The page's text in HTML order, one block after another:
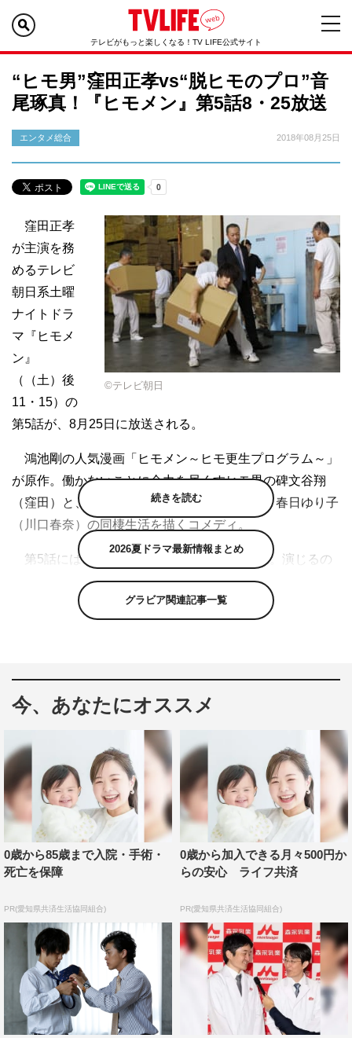
テレビがもっと楽しくなる！TV LIFE公式サイト
“ヒモ男”窪田正孝vs“脱ヒモのプロ”音
尾琢真！『ヒモメン』第5話8・25放送
エンタメ総合 2018年08月25日
©テレビ朝日
窪田正孝
が主演を務
めるテレビ
朝日系土曜
ナイトドラ
マ『ヒモメ
ン』
（（土）後
11・15）の
第5話が、8月25日に放送される。
鴻池剛の人気漫画「ヒモメン～ヒモ更生プログラム～」
が原作。働かないことに全力を尽くすヒモ男の碑文谷翔
（窪田）と、彼を更生させたい恋人の看護師・春日ゆり子
（川口春奈）の同棲生活を描くコメディ。
第5話には、TEAM NACSの音尾琢真が出演。演じるの
は、ヒモ再生請負人の豊川稔。社会復帰させたヒモの数が
999人という脱ヒモのプロで、“ヒモ更生プログラム”を実
場する。
翔とゆり子がレストランで食事をしていると、見ず知ら
ずの男、豊川が借金の取り立てにやって来る。何とゆり子
が翔を養うために借金を重ね、その額が1000万円にまで
膨らんでしまったという。借金のかたにゆり子を連れ去ろ
うとする豊川に対し、翔は大慌てで「僕は彼女なしでは生
きていけない！」と主張。すると、代わりに翔が倉庫での
重労働に駆り出されてしまう…。
実はこれには、ある裏があった。豊川の正体はゆり子の
先輩看護師・田辺聡子（佐藤仁美）の恋人で、もともとは
翔と同じヒモだったが、自身が立ち直ったプロセスを生か
して“ヒモ更生プログラム”を編みだした起業家。あまりに
働かない翔に業を煮やしたゆり子が、聡子を介して頼った
のだった。
続きを読む
2026夏ドラマ最新情報まとめ
グラビア関連記事一覧
今、あなたにオススメ
0歳から85歳まで入院・手術・
死亡を保障
PR(愛知県共済生活協同組合)
0歳から加入できる月々500円か
らの安心 ライフ共済
PR(愛知県共済生活協同組合)